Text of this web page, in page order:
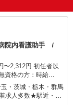
院内看護助手 /
〜2,312円 初任者以
資格の方：時給
+0円で介護資格が取
） ★給与日払い制度あり！
・茨城・栃木・群馬
求人多数★駅近・家